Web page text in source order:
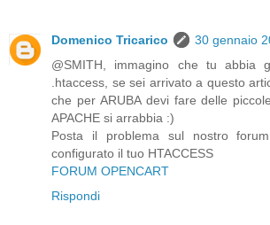
Domenico Tricarico
30 gennaio
@SMITH, immagino che tu abbia
.htaccess, se sei arrivato a questo
che per ARUBA devi fare delle
APACHE si arrabbia :)
Posta il problema sul nostro
configurato il tuo HTACCESS
FORUM OPENCART
Rispondi